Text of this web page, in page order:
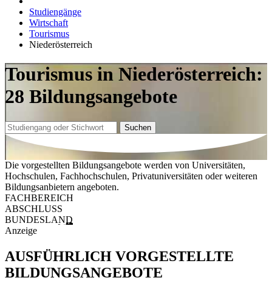
Studiengänge
Wirtschaft
Tourismus
Niederösterreich
Tourismus in Niederösterreich:
28 Bildungsangebote
Suchen
Die vorgestellten Bildungsangebote werden von Universitäten,
Hochschulen, Fachhochschulen, Privatuniversitäten oder weiteren
Bildungsanbietern angeboten.
FACHBEREICH
ABSCHLUSS
BUNDESLAND
Anzeige
AUSFÜHRLICH VORGESTELLTE
BILDUNGSANGEBOTE